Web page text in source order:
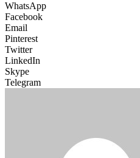
WhatsApp
Facebook
Email
Pinterest
Twitter
LinkedIn
Skype
Telegram